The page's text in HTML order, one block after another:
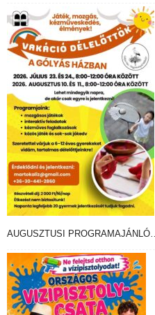
AUGUSZTUSI PROGRAMAJÁNLÓ…